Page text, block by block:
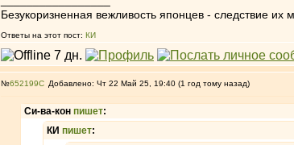
Безукоризненная вежливость японцев - следствие их
Ответы на этот пост: КИ
№652199 Добавлено: Чт 22 Май 25, 19:40 (1 год тому назад)
Си-ва-кон пишет:
КИ пишет: